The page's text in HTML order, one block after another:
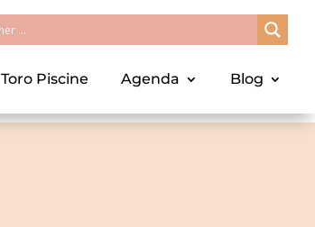
Toro Piscine Agenda Blog